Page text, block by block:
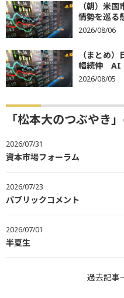
（朝）米
情勢を巡る
2026/08/06
（まとめ
幅続伸 AI
2026/08/05
「松本大のつぶやき
2026/07/31
資本市場フォーラム
2026/07/23
パブリックコメント
2026/07/01
半夏生
過去記事